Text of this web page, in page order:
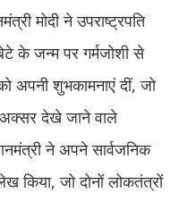
मोदी ने उपराष्ट्रपति
जन्म पर गर्मजोशी से
अपनी शुभकामनाएं दीं, जो
देखे जाने वाले
ने अपने सार्वजनिक
किया, जो दोनों लोकतंत्रों